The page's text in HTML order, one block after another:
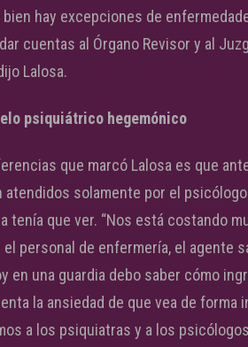
bien hay excepciones de
cuentas al Órgano Revisor y al
Lalosa.
psiquiátrico hegemónico
que marcó Lalosa es que
atendidos solamente por el
tenía que ver. “Nos está costando
el personal de enfermería, el agente
en una guardia debo saber cómo
la ansiedad de que vea de
a los psiquiatras y a los